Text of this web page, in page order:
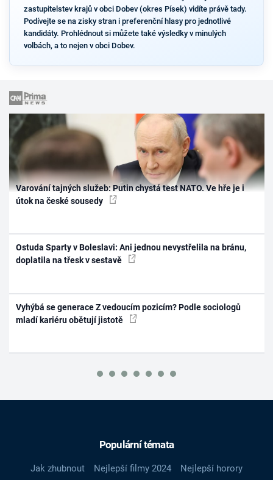
zastupitelstev krajů v obci Dobev (okres Písek) vidíte právě tady.
Podívejte se na zisky stran i preferenční hlasy pro jednotlivé
kandidáty. Prohlédnout si můžete také výsledky v minulých
volbách, a to nejen v obci Dobev.
Varování tajných služeb: Putin chystá test NATO. Ve hře je i
útok na české sousedy
Ostuda Sparty v Boleslavi: Ani jednou nevystřelila na bránu,
doplatila na třesk v sestavě
Vyhýbá se generace Z vedoucím pozicím? Podle sociologů
mladí kariéru obětují jistotě
Populární témata
Jak zhubnout Nejlepší filmy 2024
Nejlepší horory